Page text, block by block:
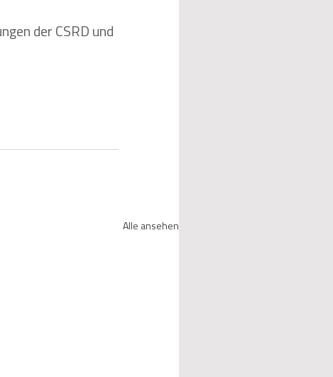
der CSRD und
Alle ansehen